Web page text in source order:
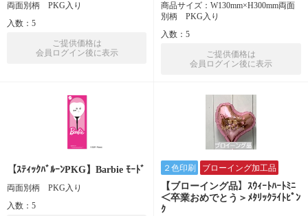
両面別柄 PKG入り
入数：5
ご提供価格は
会員ログイン後に表示
商品サイズ：W130mm×H300mm両面
別柄 PKG入り
入数：5
ご提供価格は
会員ログイン後に表示
【ｽﾃｨｯｸﾊﾞﾙｰﾝPKG】Barbie ﾓｰﾄﾞ
両面別柄 PKG入り
入数：5
２色印刷 ブローイング加工品
【ブローイング品】ｽｳｨｰﾄﾊｰﾄﾐﾆ
＜卒業おめでとう＞ﾒﾀﾘｯｸﾗｲﾄﾋﾟﾝ
ｸ